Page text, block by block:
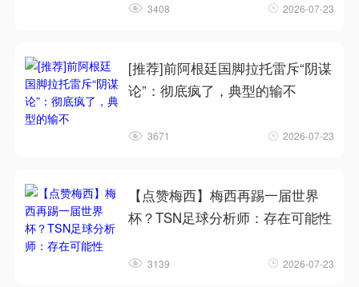
3408 2026-07-23
[推荐]前阿根廷国脚拉托雷斥“阴谋
论”：彻底疯了，典型的输不
3671 2026-07-23
【点赞梅西】梅西再踢一届世界
杯？TSN足球分析师：存在可能性
3139 2026-07-23